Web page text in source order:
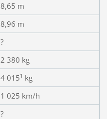
8,65 m
8,96 m
?
2 380 kg
4 0151 kg
1 025 km/h
?